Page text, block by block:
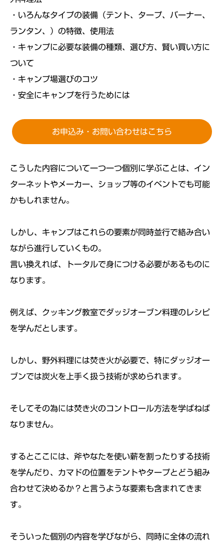
・いろんなタイプの装備（テント、タープ、バーナー、
ランタン、）の特徴、使用法
・キャンプに必要な装備の種類、選び方、賢い買い方に
ついて
・キャンプ場選びのコツ
・安全にキャンプを行うためには
お申込み・お問い合わせはこちら
こうした内容について一つ一つ個別に学ぶことは、イン
ターネットやメーカー、ショップ等のイベントでも可能
かもしれません。
しかし、キャンプはこれらの要素が同時並行で絡み合い
ながら進行していくもの。
言い換えれば、トータルで身につける必要があるものに
なります。
例えば、クッキング教室でダッジオーブン料理のレシピ
を学んだとします。
しかし、野外料理には焚き火が必要で、特にダッジオー
ブンでは炭火を上手く扱う技術が求められます。
そしてその為には焚き火のコントロール方法を学ばねば
なりません。
するとここには、斧やなたを使い薪を割ったりする技術
を学んだり、カマドの位置をテントやタープとどう組み
合わせて決めるか？と言うような要素も含まれてきま
す。
そういった個別の内容を学びながら、同時に全体の流れ